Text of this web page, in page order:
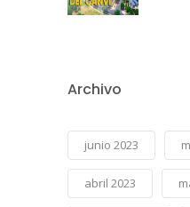
Archivo
junio 2023
abril 2023